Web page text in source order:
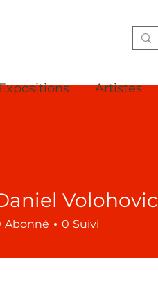
Artistes
Volohovic
Abonné 0 Suivi